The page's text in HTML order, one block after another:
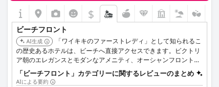
$
ビーチフロント
AI生成
「ワイキキのファーストレディ」として知られるこ
の歴史あるホテルは、ビーチへ直接アクセスできます。ビクトリ
ア朝のエレガンスとモダンなアメニティ、オーシャンフロントの
スパ、そして大きなガジュマルの木を中心とした印象的な中庭が
特徴です。
「ビーチフロント」カテゴリーに関するレビューのまとめ
AIによる要約